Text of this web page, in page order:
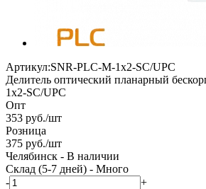
Артикул:SNR-PLC-M-1x2-SC/UPC
Делитель оптический планарный
1x2-SC/UPC
Опт
353 руб./шт
Розница
375 руб./шт
Челябинск - В наличии
Склад (5-7 дней) - Много
-
+